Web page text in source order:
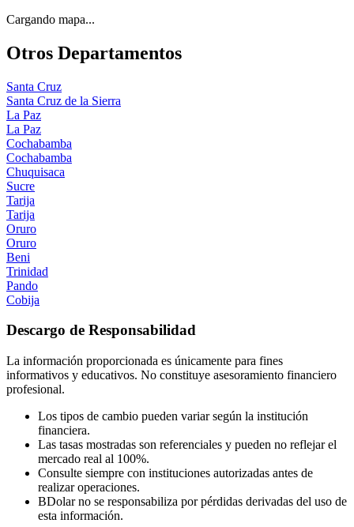
Cargando mapa...
Otros Departamentos
Santa Cruz
Santa Cruz de la Sierra
La Paz
La Paz
Cochabamba
Cochabamba
Chuquisaca
Sucre
Tarija
Tarija
Oruro
Oruro
Beni
Trinidad
Pando
Cobija
Descargo de Responsabilidad
La información proporcionada es únicamente para fines
informativos y educativos. No constituye asesoramiento financiero
profesional.
Los tipos de cambio pueden variar según la institución
financiera.
Las tasas mostradas son referenciales y pueden no reflejar el
mercado real al 100%.
Consulte siempre con instituciones autorizadas antes de
realizar operaciones.
BDolar no se responsabiliza por pérdidas derivadas del uso de
esta información.